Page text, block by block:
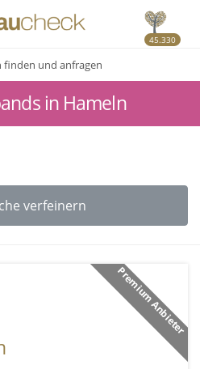
45.330
finden und anfragen
in Hameln
verfeinern
Premium Anbieter